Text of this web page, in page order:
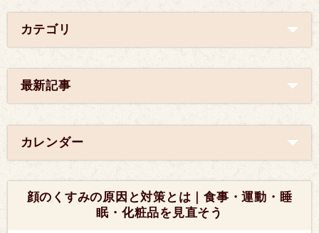
カテゴリ
最新記事
カレンダー
顔のくすみの原因と対策とは｜食事・運動・睡
眠・化粧品を見直そう